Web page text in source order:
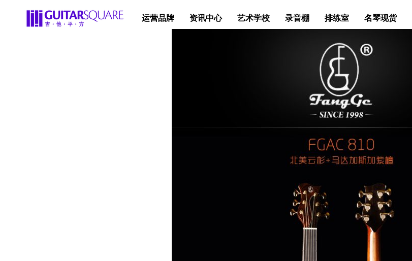
运营品牌 资讯中心 艺术学校 录音棚 排练室 名琴现货